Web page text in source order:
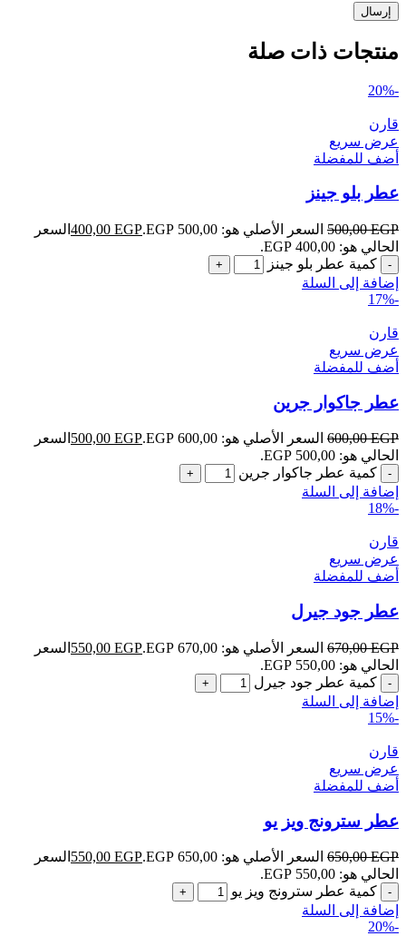
منتجات ذات صلة
-20%
قارن
عرض سريع
أضف للمفضلة
عطر بلو جينز
500,00EGP السعر الأصلي هو: 500,00 EGP. 400,00 EGP
السعر
الحالي هو: 400,00 EGP.
كمية عطر بلو جينز
إضافة إلى السلة
-17%
قارن
عرض سريع
أضف للمفضلة
عطر جاكوار جرين
600,00EGP السعر الأصلي هو: 600,00 EGP. 500,00 EGP
السعر
الحالي هو: 500,00 EGP.
كمية عطر جاكوار جرين
إضافة إلى السلة
-18%
قارن
عرض سريع
أضف للمفضلة
عطر جود جيرل
670,00EGP السعر الأصلي هو: 670,00 EGP. 550,00 EGP
السعر
الحالي هو: 550,00 EGP.
كمية عطر جود جيرل
إضافة إلى السلة
-15%
قارن
عرض سريع
أضف للمفضلة
عطر سترونج ويز يو
650,00EGP السعر الأصلي هو: 650,00 EGP. 550,00 EGP
السعر
الحالي هو: 550,00 EGP.
كمية عطر سترونج ويز يو
إضافة إلى السلة
-20%